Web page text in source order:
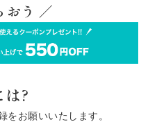
おう ／
?
をお願いいたします。